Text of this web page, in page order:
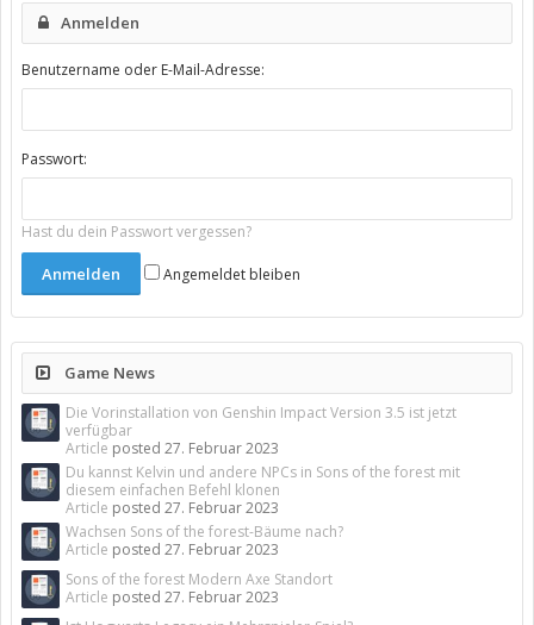
Anmelden
Benutzername oder E-Mail-Adresse:
Passwort:
Hast du dein Passwort vergessen?
Angemeldet bleiben
Game News
Die Vorinstallation von Genshin Impact Version 3.5 ist jetzt
verfügbar
Article posted 27. Februar 2023
Du kannst Kelvin und andere NPCs in Sons of the forest mit
diesem einfachen Befehl klonen
Article posted 27. Februar 2023
Wachsen Sons of the forest-Bäume nach?
Article posted 27. Februar 2023
Sons of the forest Modern Axe Standort
Article posted 27. Februar 2023